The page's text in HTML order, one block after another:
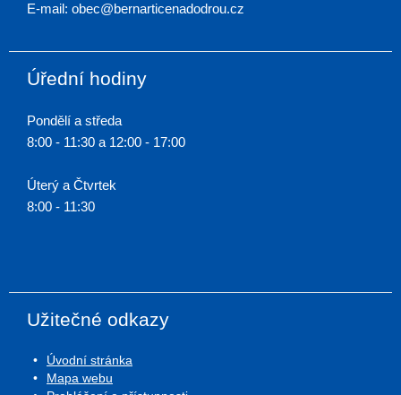
E-mail: obec@bernarticenadodrou.cz
Úřední hodiny
Pondělí a středa
8:00 - 11:30 a 12:00 - 17:00
Úterý a Čtvrtek
8:00 - 11:30
Užitečné odkazy
Úvodní stránka
Mapa webu